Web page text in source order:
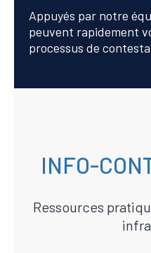
Appuyés par notre
peuvent rapidement
processus de
INFO-
Ressources